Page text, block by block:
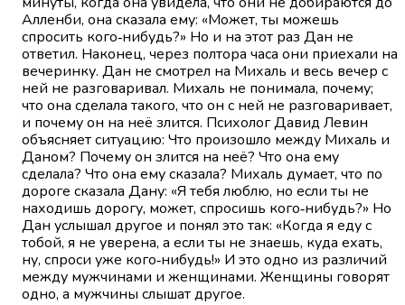
Алленби, она сказала ему: «Может, ты можешь
спросить кого‑нибудь?» Но и на этот раз Дан не
ответил. Наконец, через полтора часа они приехали на
вечеринку. Дан не смотрел на Михаль и весь вечер с
ней не разговаривал. Михаль не понимала, почему;
что она сделала такого, что он с ней не разговаривает,
и почему он на неё злится. Психолог Давид Левин
объясняет ситуацию: Что произошло между Михаль и
Даном? Почему он злится на неё? Что она ему
сделала? Что она ему сказала? Михаль думает, что по
дороге сказала Дану: «Я тебя люблю, но если ты не
находишь дорогу, может, спросишь кого‑нибудь?» Но
Дан услышал другое и понял это так: «Когда я еду с
тобой, я не уверена, а если ты не знаешь, куда ехать,
ну, спроси уже кого‑нибудь!» И это одно из различий
между мужчинами и женщинами. Женщины говорят
одно, а мужчины слышат другое.